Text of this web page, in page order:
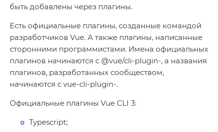
быть добавлены через плагины.
Есть официальные плагины, созданные командой
разработчиков Vue. А также плагины, написанные
сторонними программистами. Имена официальных
плагинов начинаются с @vue/cli-plugin-, а названия
плагинов, разработанных сообществом,
начинаются с vue-cli-plugin-.
Официальные плагины Vue CLI 3:
Typescript;